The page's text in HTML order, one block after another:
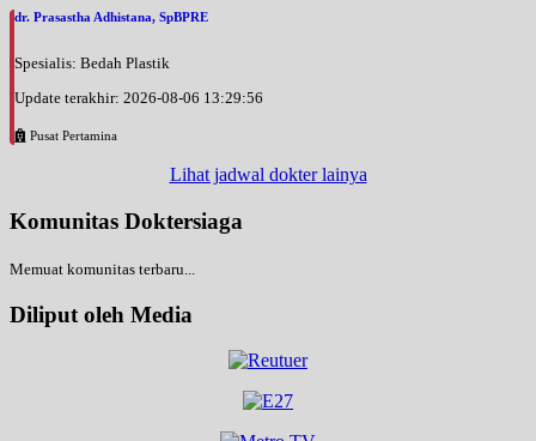
dr. Prasastha Adhistana, SpBPRE
Spesialis: Bedah Plastik
Update terakhir: 2026-08-06 13:29:56
Pusat Pertamina
Lihat jadwal dokter lainya
Komunitas Doktersiaga
Memuat komunitas terbaru...
Diliput oleh Media